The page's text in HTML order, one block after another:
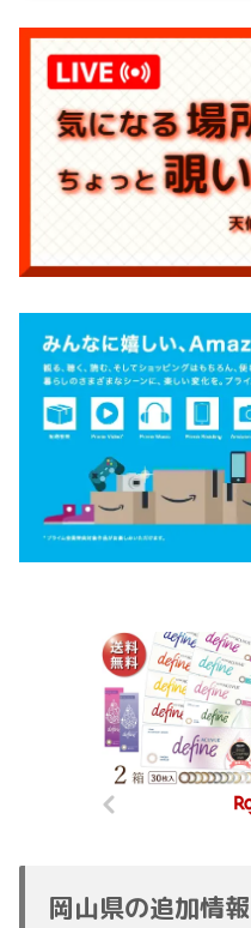
岡山県の追加情報